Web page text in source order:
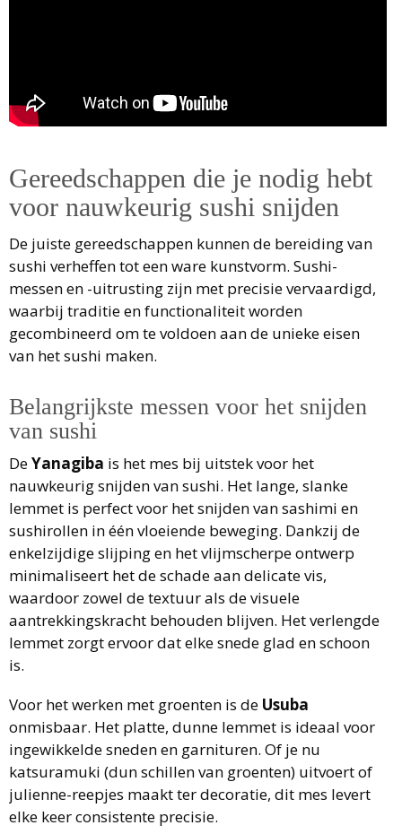
Gereedschappen die je nodig hebt
voor nauwkeurig sushi snijden
De juiste gereedschappen kunnen de bereiding van
sushi verheffen tot een ware kunstvorm. Sushi-
messen en -uitrusting zijn met precisie vervaardigd,
waarbij traditie en functionaliteit worden
gecombineerd om te voldoen aan de unieke eisen
van het sushi maken.
Belangrijkste messen voor het snijden
van sushi
DeYanagiba is het mes bij uitstek voor het
nauwkeurig snijden van sushi. Het lange, slanke
lemmet is perfect voor het snijden van sashimi en
sushirollen in één vloeiende beweging. Dankzij de
enkelzijdige slijping en het vlijmscherpe ontwerp
minimaliseert het de schade aan delicate vis,
waardoor zowel de textuur als de visuele
aantrekkingskracht behouden blijven. Het verlengde
lemmet zorgt ervoor dat elke snede glad en schoon
is.
Voor het werken met groenten is de Usuba
onmisbaar. Het platte, dunne lemmet is ideaal voor
ingewikkelde sneden en garnituren. Of je nu
katsuramuki (dun schillen van groenten) uitvoert of
julienne-reepjes maakt ter decoratie, dit mes levert
elke keer consistente precisie.